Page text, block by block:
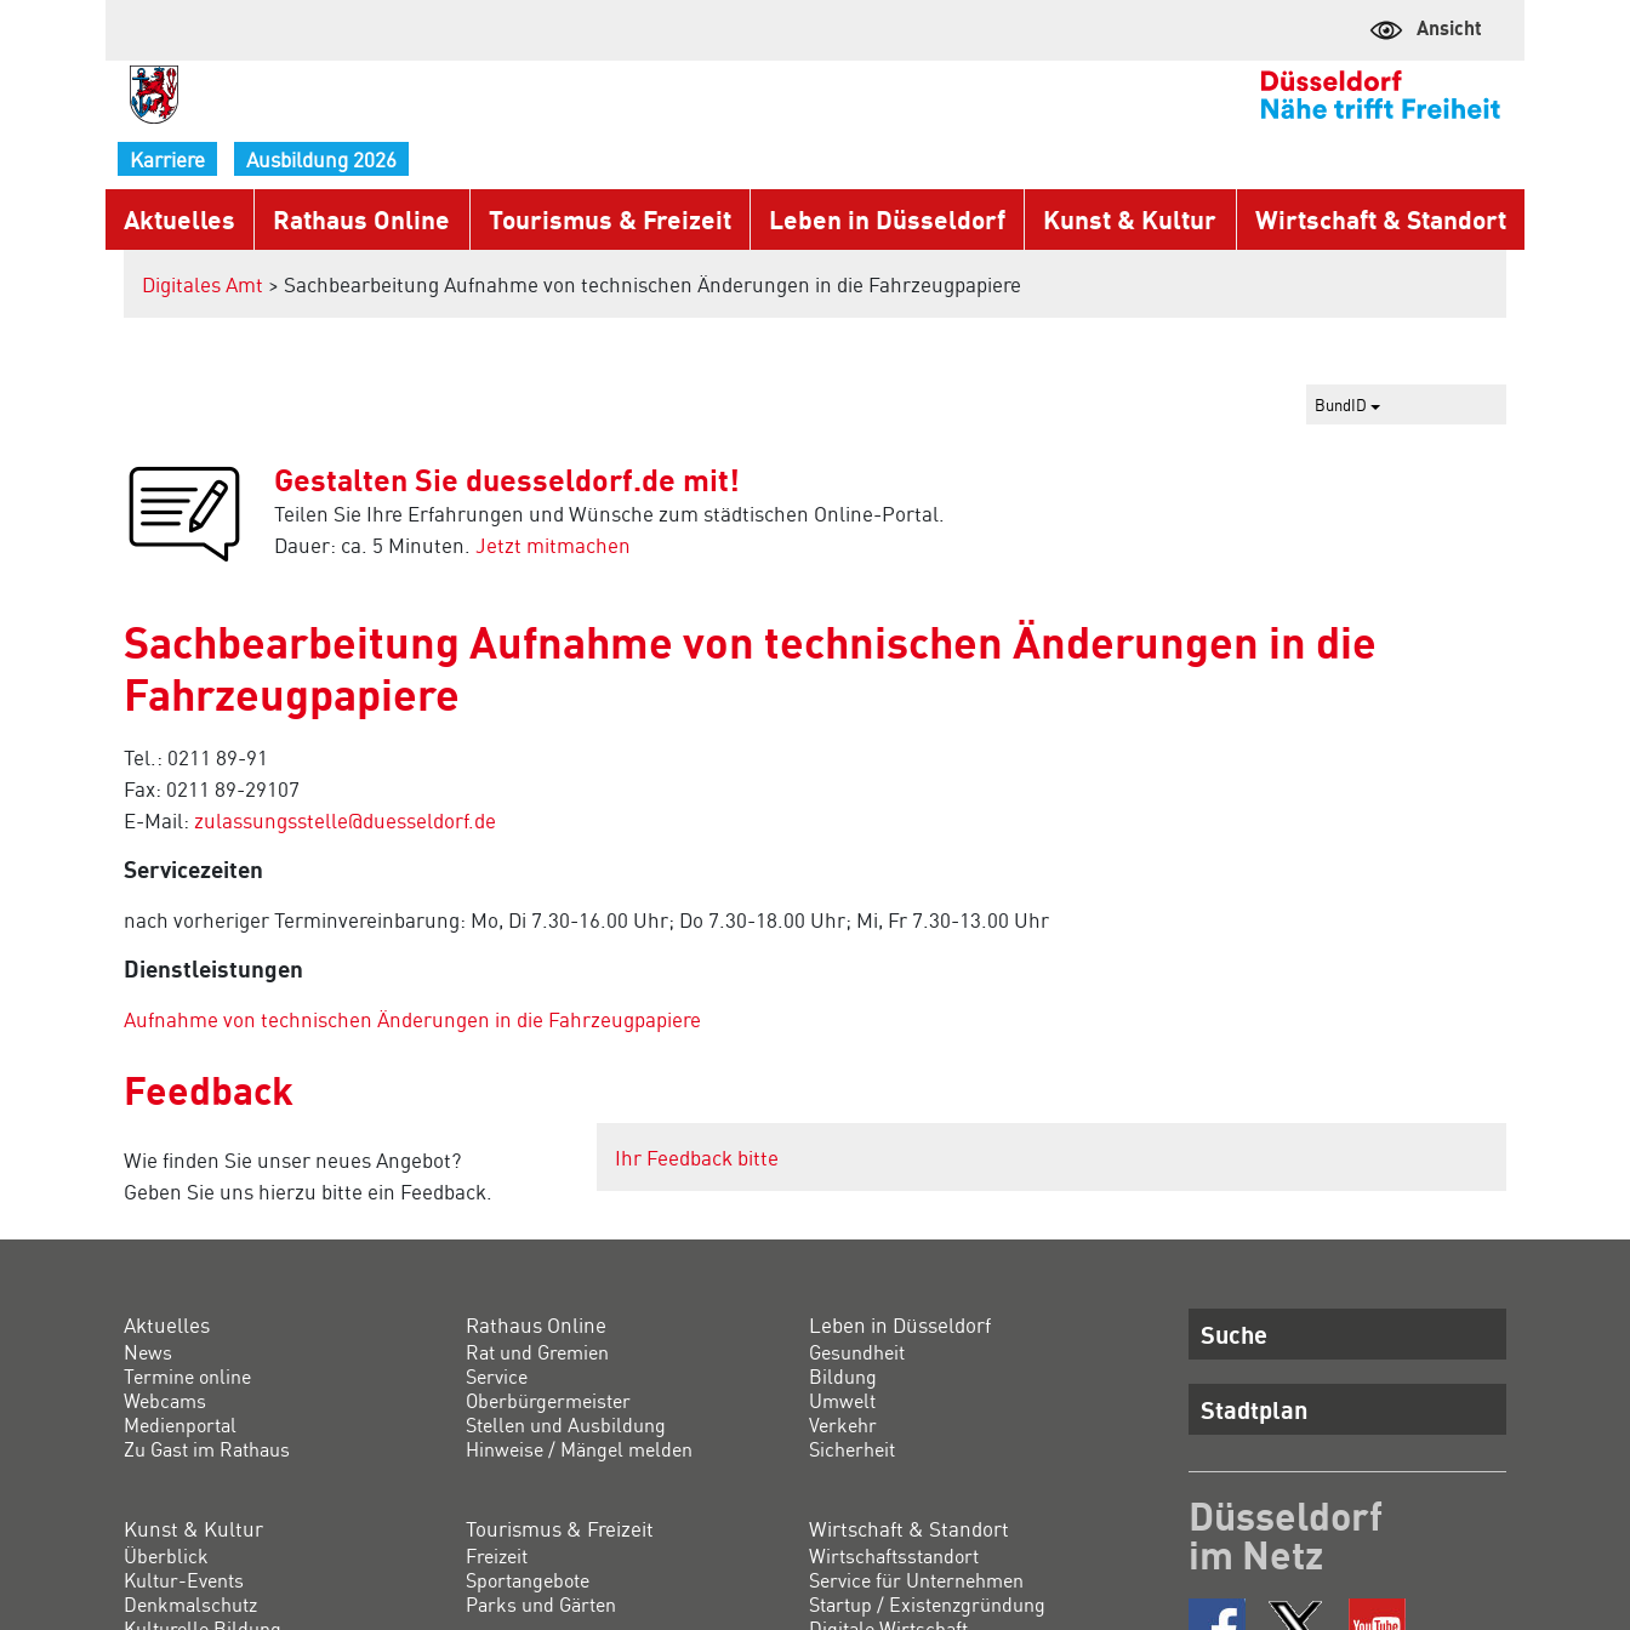
Ansicht
Karriere Ausbildung 2026
Aktuelles Rathaus Online Tourismus & Freizeit Leben in Düsseldorf Kunst & Kultur Wirtschaft & Standort
Digitales Amt > Sachbearbeitung Aufnahme von technischen Änderungen in die Fahrzeugpapiere
BundID
Gestalten Sie duesseldorf.de mit!
Teilen Sie Ihre Erfahrungen und Wünsche zum städtischen Online-Portal.
Dauer: ca. 5 Minuten. Jetzt mitmachen
Sachbearbeitung Aufnahme von technischen Änderungen in die
Fahrzeugpapiere
Tel.: 0211 89-91
Fax: 0211 89-29107
E-Mail: zulassungsstelle@duesseldorf.de
Servicezeiten
nach vorheriger Terminvereinbarung: Mo, Di 7.30-16.00 Uhr; Do 7.30-18.00 Uhr; Mi, Fr 7.30-13.00 Uhr
Dienstleistungen
Aufnahme von technischen Änderungen in die Fahrzeugpapiere
Feedback
Wie finden Sie unser neues Angebot?
Geben Sie uns hierzu bitte ein Feedback.
Ihr Feedback bitte
Aktuelles
News
Termine online
Webcams
Medienportal
Zu Gast im Rathaus
Rathaus Online
Rat und Gremien
Service
Oberbürgermeister
Stellen und Ausbildung
Hinweise / Mängel melden
Leben in Düsseldorf
Gesundheit
Bildung
Umwelt
Verkehr
Sicherheit
Kunst & Kultur
Überblick
Kultur-Events
Denkmalschutz
Tourismus & Freizeit
Freizeit
Sportangebote
Parks und Gärten
Wirtschaft & Standort
Wirtschaftsstandort
Service für Unternehmen
Startup / Existenzgründung
Suche
Stadtplan
Düsseldorf
im Netz